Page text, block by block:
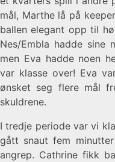
mål, Marthe lå på
ballen elegant opp til
Nes/Embla hadde sine
men Eva hadde noen
var klasse over! Eva
ønsket seg flere mål
skuldrene.
I tredje periode var vi
gått snaut fem
angrep. Cathrine fikk